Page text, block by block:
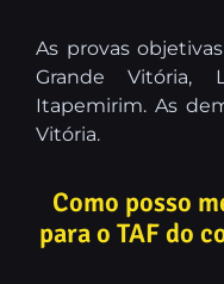
As provas
Grande Vitória,
Itapemirim. As
Vitória.
Como posso
para o TAF do